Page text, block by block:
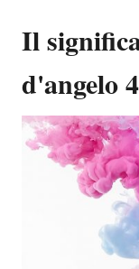
Il
d'angelo